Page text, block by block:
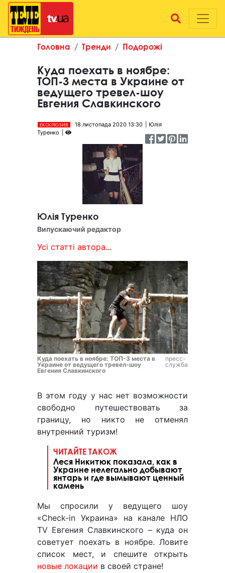
Головна Тренди Подорожі
Куда поехать в ноябре:
ТОП-3 места в Украине от
ведущего тревел-шоу
Евгения Славкинского
ЕКСКЛЮЗИВ 18 листопада 2020 13:30
Юлія
Туренко
Юлія Туренко
Випускаючий редактор
Усі статті автора...
Куда поехать в ноябре: ТОП-3 места в
Украине от ведущего тревел-шоу
Евгения Славкинского
пресс-
служба
В этом году у нас нет возможности
свободно путешествовать за
границу, но никто не отменял
внутренний туризм!
ЧИТАЙТЕ ТАКОЖ
Леся Никитюк показала, как в
Украине нелегально добывают
янтарь и где вымывают ценный
камень
Мы спросили у ведущего шоу
«Check-in Украина» на канале НЛО
TV Евгения Славкинского – куда он
советует поехать в ноябре. Ловите
список мест, и спешите открыть
новые локации в своей стране!